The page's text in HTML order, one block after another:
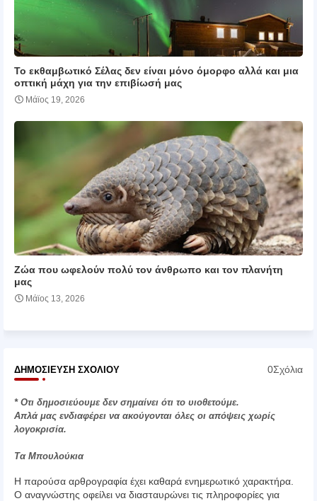
Το εκθαμβωτικό Σέλας δεν είναι μόνο όμορφο αλλά και μια
οπτική μάχη για την επιβίωσή μας
Μάϊος 19, 2026
Ζώα που ωφελούν πολύ τον άνθρωπο και τον πλανήτη
μας
Μάϊος 13, 2026
ΔΗΜΟΣΊΕΥΣΗ ΣΧΟΛΊΟΥ 0Σχόλια
* Οτι δημοσιεύουμε δεν σημαίνει ότι το υιοθετούμε.
Απλά μας ενδιαφέρει να ακούγονται όλες οι απόψεις χωρίς
λογοκρισία.
Τα Μπουλούκια
Η παρούσα αρθρογραφία έχει καθαρά ενημερωτικό χαρακτήρα.
Ο αναγνώστης οφείλει να διασταυρώνει τις πληροφορίες για